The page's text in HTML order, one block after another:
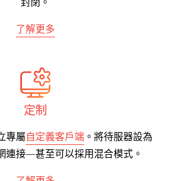
了解更多
定制
專屬自定義客戶端 。將待服器設為
連接—甚至可以採用混合模式。